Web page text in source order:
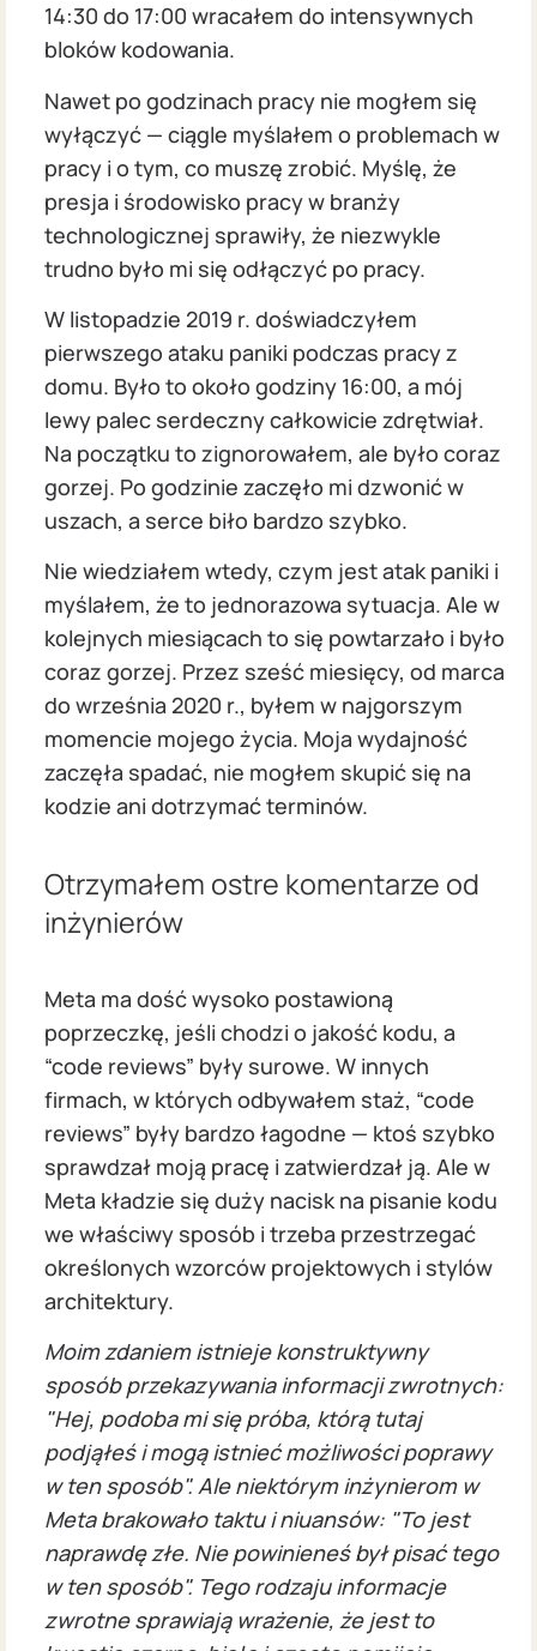
14:30 do 17:00 wracałem do intensywnych
bloków kodowania.
Nawet po godzinach pracy nie mogłem się
wyłączyć — ciągle myślałem o problemach w
pracy i o tym, co muszę zrobić. Myślę, że
presja i środowisko pracy w branży
technologicznej sprawiły, że niezwykle
trudno było mi się odłączyć po pracy.
W listopadzie 2019 r. doświadczyłem
pierwszego ataku paniki podczas pracy z
domu. Było to około godziny 16:00, a mój
lewy palec serdeczny całkowicie zdrętwiał.
Na początku to zignorowałem, ale było coraz
gorzej. Po godzinie zaczęło mi dzwonić w
uszach, a serce biło bardzo szybko.
Nie wiedziałem wtedy, czym jest atak paniki i
myślałem, że to jednorazowa sytuacja. Ale w
kolejnych miesiącach to się powtarzało i było
coraz gorzej. Przez sześć miesięcy, od marca
do września 2020 r., byłem w najgorszym
momencie mojego życia. Moja wydajność
zaczęła spadać, nie mogłem skupić się na
kodzie ani dotrzymać terminów.
Otrzymałem ostre komentarze od
inżynierów
Meta ma dość wysoko postawioną
poprzeczkę, jeśli chodzi o jakość kodu, a
“code reviews” były surowe. W innych
firmach, w których odbywałem staż, “code
reviews” były bardzo łagodne — ktoś szybko
sprawdzał moją pracę i zatwierdzał ją. Ale w
Meta kładzie się duży nacisk na pisanie kodu
we właściwy sposób i trzeba przestrzegać
określonych wzorców projektowych i stylów
architektury.
Moim zdaniem istnieje konstruktywny
sposób przekazywania informacji zwrotnych:
"Hej, podoba mi się próba, którą tutaj
podjąłeś i mogą istnieć możliwości poprawy
w ten sposób". Ale niektórym inżynierom w
Meta brakowało taktu i niuansów: "To jest
naprawdę złe. Nie powinieneś był pisać tego
w ten sposób". Tego rodzaju informacje
zwrotne sprawiają wrażenie, że jest to